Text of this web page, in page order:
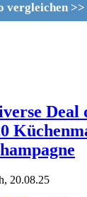
vergleichen >>
Deal
20.08.25